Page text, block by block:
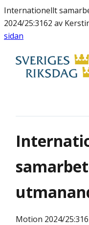
Internationellt
2024/25:3162 av
sidan
Motion 2024/